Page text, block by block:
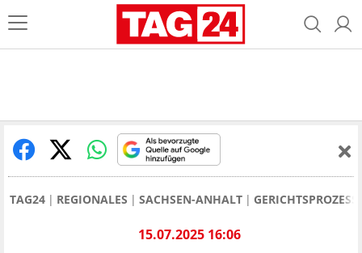
TAG24 REGIONALES SACHSEN-ANHALT
15.07.2025 16:06